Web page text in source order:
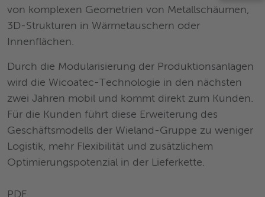
von komplexen Geometrien von Metallschäumen,
3D-Strukturen in Wärmetauschern oder
Innenflächen.
Durch die Modularisierung der Produktionsanlagen
wird die Wicoatec-Technologie in den nächsten
zwei Jahren mobil und kommt direkt zum Kunden.
Für die Kunden führt diese Erweiterung des
Geschäftsmodells der Wieland-Gruppe zu weniger
Logistik, mehr Flexibilität und zusätzlichem
Optimierungspotenzial in der Lieferkette.
PDF